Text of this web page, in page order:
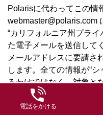
Polarisに代わってこの情
webmaster@polaris.com
“カリフォルニア州プラ
た電子メールを送信して
メールアドレスに要請さ
します。全ての情報が“
るわけではなく、対象と
ます。当社のプライバシ
ームページの “プライバ
電話をかける